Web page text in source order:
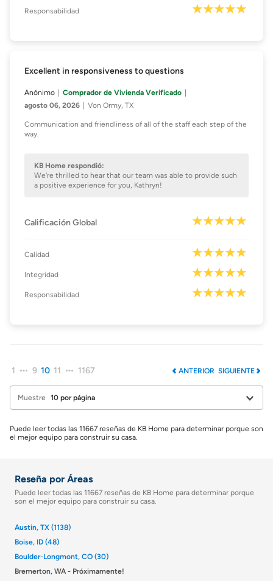
Responsabilidad
Excellent in responsiveness to questions
Anónimo
Comprador de Vivienda Verificado
agosto 06, 2026
Von Ormy, TX
Communication and friendliness of all of the staff each step of the
way.
KB Home respondió:
We're thrilled to hear that our team was able to provide such
a positive experience for you, Kathryn!
Calificación Global
Calidad
Integridad
Responsabilidad
ANTERIOR
1 9 10 11 1167 SIGUIENTE
Muestre
Puede leer todas las 11667 reseñas de KB Home para determinar porque son
el mejor equipo para construir su casa.
Reseña por Áreas
Puede leer todas las 11667 reseñas de KB Home para determinar porque
son el mejor equipo para construir su casa.
Austin, TX (1138)
Boise, ID (48)
Boulder-Longmont, CO (30)
Bremerton, WA - Próximamente!